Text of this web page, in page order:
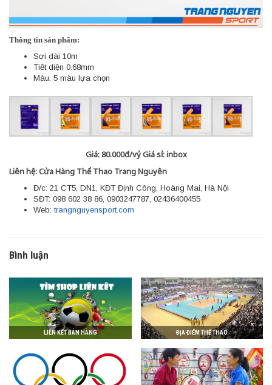
Thông tin sản phẩm:
Sợi dài 10m
Tiết diện 0.68mm
Màu: 5 màu lựa chọn
Giá: 80.000đ/vỷGiá sỉ: inbox
Liên hệ: Cửa Hàng Thể Thao Trang Nguyên
Đ/c: 21 CT5, DN1, KĐT Định Công, Hoàng Mai, Hà Nội
SĐT: 098 602 38 86, 0903247787, 02436400455
Web: trangnguyensport.com
Bình luận
LIÊN KẾT BÁN HÀNG ĐỊA ĐIỂM THỂ THAO